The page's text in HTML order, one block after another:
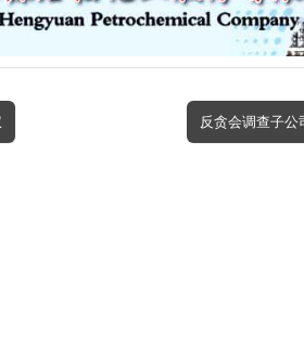
反贪会调查子